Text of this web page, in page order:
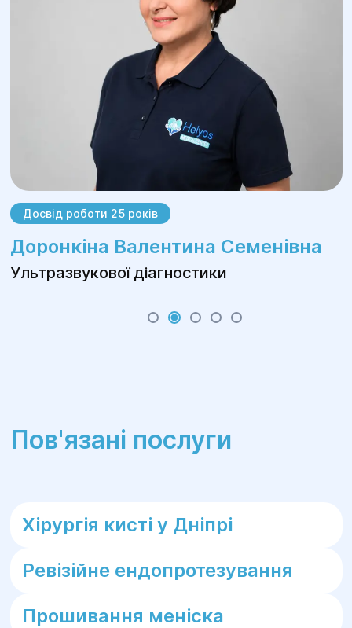
Досвід роботи 25 років
Доронкіна Валентина Семенівна
Ультразвукової діагностики
Пов'язані послуги
Хірургія кисті у Дніпрі
Ревізійне ендопротезування
Прошивання меніска